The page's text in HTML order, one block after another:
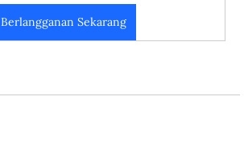
Berlangganan Sekarang